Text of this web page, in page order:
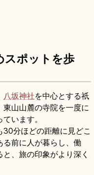
スポットを歩
八坂神社を中心とする祇
東山山麓の寺院を一度に
います。
分ほどの距離に見どこ
前に人が暮らし、働
、旅の印象がより深く